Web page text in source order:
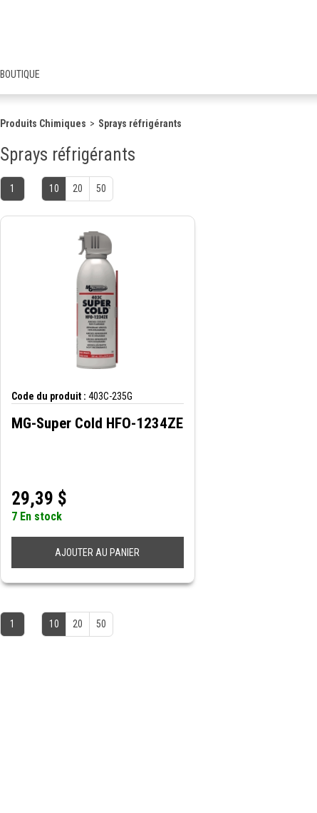
BOUTIQUE
Produits Chimiques Sprays réfrigérants
Sprays réfrigérants
1 10 20 50
Code du produit : 403C-235G
MG-Super Cold HFO-1234ZE
29,39 $
7 En stock
AJOUTER AU PANIER
1 10 20 50